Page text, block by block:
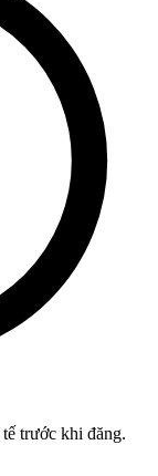
trước khi đăng.